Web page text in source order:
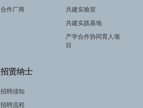
合作厂商
共建实验室
共建实践基地
产学合作协同育人项
目
招贤纳士
招聘须知
招聘流程